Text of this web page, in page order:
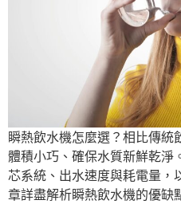
瞬熱飲水機怎麼選？相比傳統
體積小巧、確保水質新鮮乾淨
芯系統、出水速度與耗電量，
章詳盡解析瞬熱飲水機的優缺